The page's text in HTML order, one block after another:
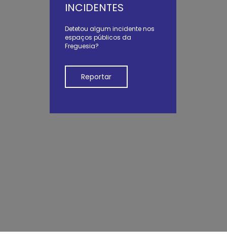
INCIDENTES
Detetou algum incidente nos
espaços públicos da
Freguesia?
Reportar